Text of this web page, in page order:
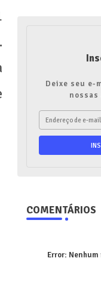
Deixe seu e-
COMENTÁRIOS
Error: